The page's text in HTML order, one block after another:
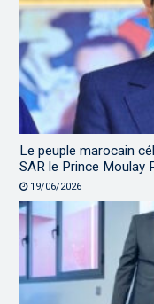
Le peuple marocain
SAR le Prince Moulay
19/06/2026